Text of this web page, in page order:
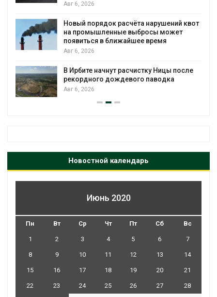
Авг 6, 2026
Новый порядок расчёта нарушений квот
на промышленные выбросы может
появиться в ближайшее время
Авг 6, 2026
В Ирбите начнут расчистку Ницы после
рекордного дождевого паводка
Авг 6, 2026
Новостной календарь
Июнь 2020
Пн Вт Ср Чт Пт Сб Вс
1 2 3 4 5 6 7
8 9 10 11 12 13 14
15 16 17 18 19 20 21
22 23 24 25 26 27 28